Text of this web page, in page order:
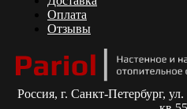
Оплата
Отзывы
Россия, г. Санкт-Петербург,